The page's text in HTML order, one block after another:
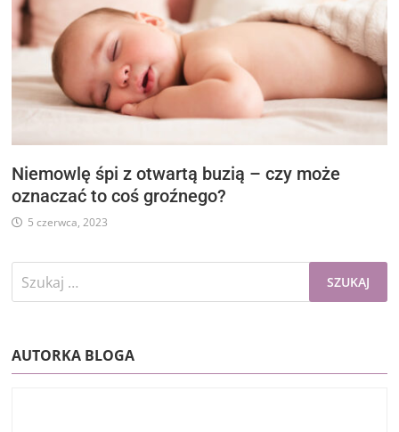
Niemowlę śpi z otwartą buzią – czy może
oznaczać to coś groźnego?
5 czerwca, 2023
Szukaj:
AUTORKA BLOGA